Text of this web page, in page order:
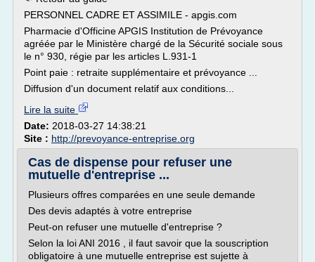
PERSONNEL CADRE ET ASSIMILE - apgis.com
Pharmacie d'Officine APGIS Institution de Prévoyance
agréée par le Ministère chargé de la Sécurité sociale sous
le n° 930, régie par les articles L.931-1
Point paie : retraite supplémentaire et prévoyance ...
Diffusion d'un document relatif aux conditions...
Lire la suite
Date: 2018-03-27 14:38:21
Site : http://prevoyance-entreprise.org
Cas de dispense pour refuser une
mutuelle d'entreprise ...
Plusieurs offres comparées en une seule demande
Des devis adaptés à votre entreprise
Peut-on refuser une mutuelle d'entreprise ?
Selon la loi ANI 2016 , il faut savoir que la souscription
obligatoire à une mutuelle entreprise est sujette à